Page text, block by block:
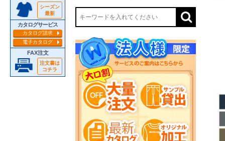
シーズン
最新
カタログサービス
カタログ請求
電子カタログ
FAX注文
注文書は
コチラ